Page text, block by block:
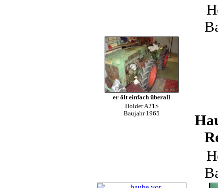
er ölt einfach überall
Holder A21S
Baujahr 1965